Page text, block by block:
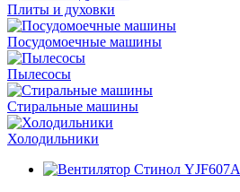
Плиты и духовки
Посудомоечные машины
Пылесосы
Стиральные машины
Холодильники